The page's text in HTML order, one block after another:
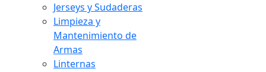
Jerseys y Sudaderas
Limpieza y
Mantenimiento de
Armas
Linternas